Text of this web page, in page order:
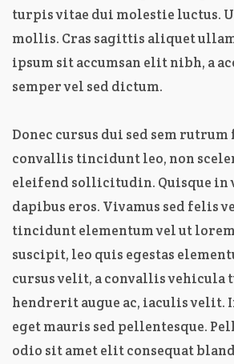
turpis vitae dui molestie luctus.
mollis. Cras sagittis aliquet
ipsum sit accumsan elit nibh, a
semper vel sed dictum.
Donec cursus dui sed sem
convallis tincidunt leo, non
eleifend sollicitudin. Quisque in
dapibus eros. Vivamus sed felis
tincidunt elementum vel ut
suscipit, leo quis egestas
cursus velit, a convallis
hendrerit augue ac, iaculis velit.
eget mauris sed pellentesque.
odio sit amet elit consequat